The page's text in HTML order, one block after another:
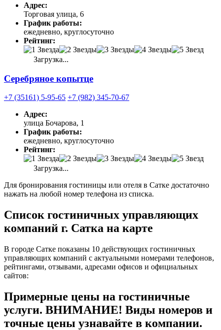
Адрес:
Торговая улица, 6
График работы:
ежедневно, круглосуточно
Рейтинг:
Загрузка...
Серебряное копытце
+7 (35161) 5-95-65 +7 (982) 345-70-67
Адрес:
улица Бочарова, 1
График работы:
ежедневно, круглосуточно
Рейтинг:
Загрузка...
Для бронирования гостиницы или отеля в Сатке достаточно
нажать на любой номер телефона из списка.
Список гостиничных управляющих
компаний г. Сатка на карте
В городе Сатке показаны 10 действующих гостиничных
управляющих компаний с актуальными номерами телефонов,
рейтингами, отзывами, адресами офисов и официальных
сайтов:
Примерные цены на гостиничные
услуги. ВНИМАНИЕ! Виды номеров и
точные цены узнавайте в компании.